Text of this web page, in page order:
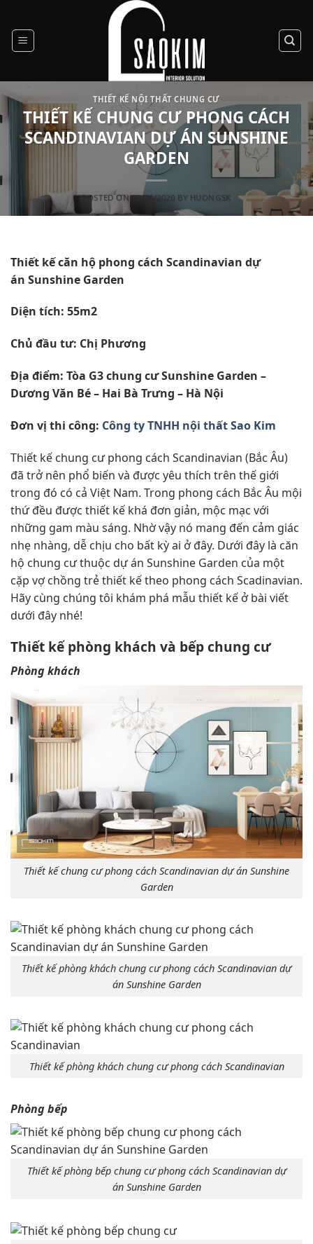
content
THIẾT KẾ NỘI THẤT CHUNG CƯ
THIẾT KẾ CHUNG CƯ PHONG CÁCH
SCANDINAVIAN DỰ ÁN SUNSHINE
GARDEN
POSTED ON13/06/2020 BY HUONGSK
Thiết kế căn hộ phong cách Scandinavian dự
án Sunshine Garden
Diện tích: 55m2
Chủ đầu tư: Chị Phương
Địa điểm: Tòa G3 chung cư Sunshine Garden –
Dương Văn Bé – Hai Bà Trưng – Hà Nội
Đơn vị thi công: Công ty TNHH nội thất Sao Kim
Thiết kế chung cư phong cách Scandinavian (Bắc Âu)
đã trở nên phổ biến và được yêu thích trên thế giới
trong đó có cả Việt Nam. Trong phong cách Bắc Âu mội
thứ đều được thiết kế khá đơn giản, mộc mạc với
những gam màu sáng. Nhờ vậy nó mang đến cảm giác
nhẹ nhàng, dễ chịu cho bất kỳ ai ở đây. Dưới đây là căn
hộ chung cư thuộc dự án Sunshine Garden của một
cặp vợ chồng trẻ thiết kế theo phong cách Scadinavian.
Hãy cùng chúng tôi khám phá mẫu thiết kế ở bài viết
dưới đây nhé!
Thiết kế phòng khách và bếp chung cư
Phòng khách
Thiết kế chung cư phong cách Scandinavian dự án Sunshine
Garden
Thiết kế phòng khách chung cư phong cách Scandinavian dự
án Sunshine Garden
Thiết kế phòng khách chung cư phong cách Scandinavian
Phòng bếp
Thiết kế phòng bếp chung cư phong cách Scandinavian dự
án Sunshine Garden